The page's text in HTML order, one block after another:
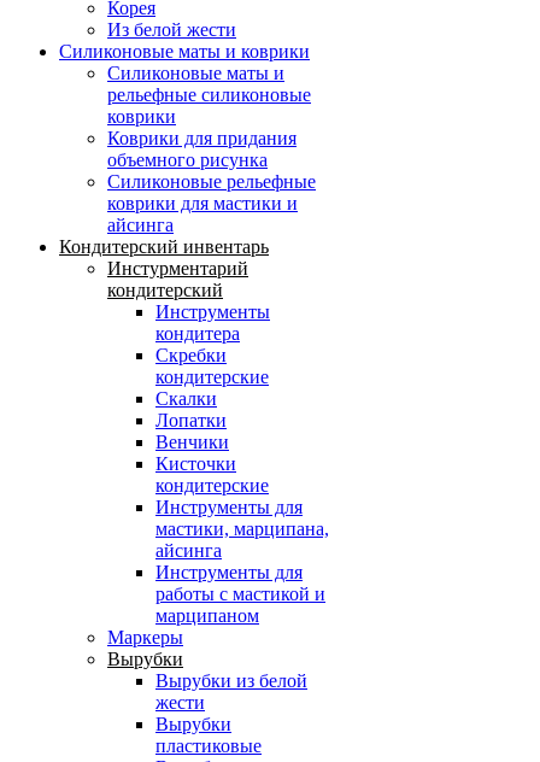
Корея
Из белой жести
Силиконовые маты и коврики
Силиконовые маты и
рельефные силиконовые
коврики
Коврики для придания
объемного рисунка
Силиконовые рельефные
коврики для мастики и
айсинга
Кондитерский инвентарь
Инстурментарий
кондитерский
Инструменты
кондитера
Скребки
кондитерские
Скалки
Лопатки
Венчики
Кисточки
кондитерские
Инструменты для
мастики, марципана,
айсинга
Инструменты для
работы с мастикой и
марципаном
Маркеры
Вырубки
Вырубки из белой
жести
Вырубки
пластиковые